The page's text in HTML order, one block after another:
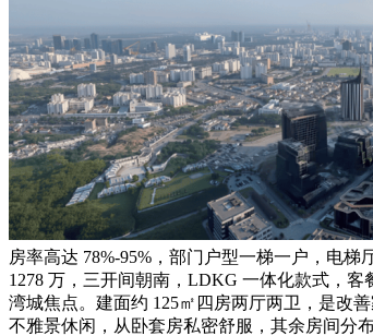
房率高达 78%-95%，部门户型一梯一户，电
1278 万，三开间朝南，LDKG 一体化款式，
湾城焦点。建面约 125㎡四房两厅两卫，是改
不雅景休闲，从卧套房私密舒服，其余房间分